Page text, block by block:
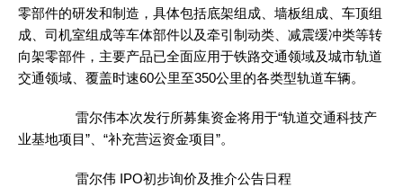
零部件的研发和制造，具体包括底架组成、墙板组成、车顶组
成、司机室组成等车体部件以及牵引制动类、减震缓冲类等转
向架零部件，主要产品已全面应用于铁路交通领域及城市轨道
交通领域、覆盖时速60公里至350公里的各类型轨道车辆。
雷尔伟本次发行所募集资金将用于“轨道交通科技产
业基地项目”、“补充营运资金项目”。
雷尔伟 IPO初步询价及推介公告日程